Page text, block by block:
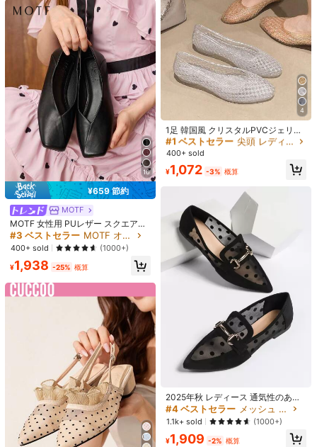
安全な支払い · プライバシー保護
Sold by & Ships from: DUOIJNX
製品詳細
クロージャータイプ: スリッポン
もっと見る
DUOIJNX
Local Seller
4.67 19 フォロワー
4.67 19 フォロワー
r***gが1日前 にフォローしました
4.67
19 フォロワー
19 フォロワー
4.67 19 フォロワー
4.67 19 フォロワー
4.67 19 フォロワー
4.67 19 フォロワー
4.67 19 フォロワー
19 フォロワー
544 件が最近販売されました
フォロー すべての商品
あなたにおすすめの商品
おすすめ アパレルアクセサリー アンダーウェア＆ルームウェア
16
¥659 節約
MOTF
MOTF 女性用 PUレザー スクエアト
ゥ フラットシューズ
#3 ベストセラー MOTF オフィスシューズ
400+ sold (1000+)
¥1,938 -25% 概算
4
1足 韓国風 クリスタルPVCジェリー
サンダル スリッパ、ポインテッドト
ゥ ローヴァンプ フラットボトム ア
ソールデザイン付き
#1 ベストセラー
売り切れ間近！
#1 ベストセラー 尖頭 レディースフラットシューズ
売り切れ間近！
#1 ベストセラー 尖頭 レディースフラットシューズ
売り切れ間近！
#1 ベストセラー
売り切れ間近！
400+ sold
¥1,072 -3% 概算
2025年秋 レディース 通気性のある
ドット柄スナッフル装飾ポインテッ
ドトゥフラットシューズ、ファッシ
ョナブルなアウトドアメッシュロー
ファーフラットシューズ
#4 ベストセラー メッシュ 女性用フラット
1.1k+ sold (1000+)
¥1,909 -2% 概算